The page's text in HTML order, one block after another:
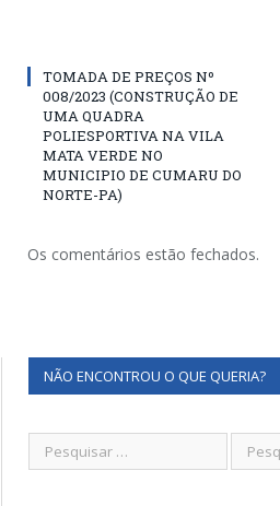
TOMADA DE PREÇOS Nº
008/2023 (CONSTRUÇÃO DE
UMA QUADRA
POLIESPORTIVA NA VILA
MATA VERDE NO
MUNICIPIO DE CUMARU DO
NORTE-PA)
Os comentários estão fechados.
NÃO ENCONTROU O QUE QUERIA?